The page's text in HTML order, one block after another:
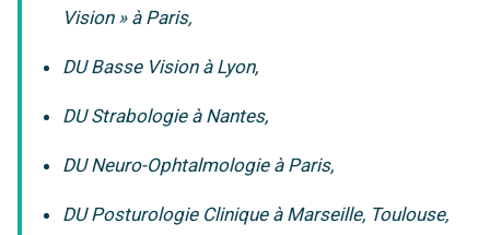
Vision » à Paris,
DU Basse Vision à Lyon,
DU Strabologie à Nantes,
DU Neuro-Ophtalmologie à Paris,
DU Posturologie Clinique à Marseille, Toulouse,